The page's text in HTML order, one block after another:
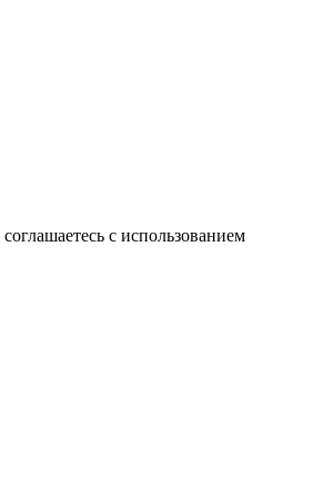
с использованием